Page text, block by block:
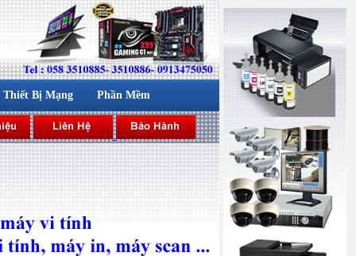
Thiết Bị Mạng Phần Mềm